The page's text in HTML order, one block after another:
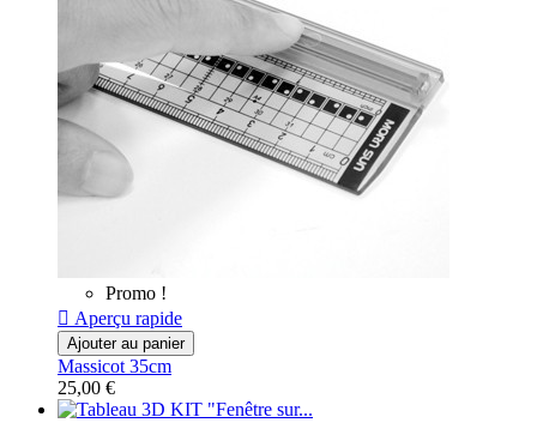
Promo !
 Aperçu rapide
Ajouter au panier
Massicot 35cm
25,00 €